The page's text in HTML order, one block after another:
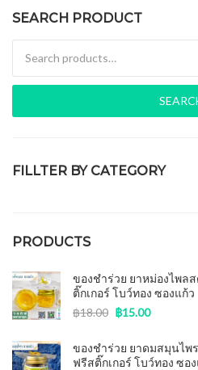
SEARCH PRODUCT
FILLTER BY CATEGORY
PRODUCTS
ของชำร่วย ยาหม่องไพล
ติ๊กเกอร์ โบว์ทอง ซองแก้ว
฿18.00 ฿15.00
ของชำร่วย ยาดมสมุนไพ
ฟรีสติ๊กเกอร์ โบว์ทอง ซอ